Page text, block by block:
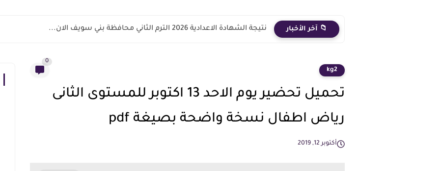
📁 آخر الأخبار نتيجة الشهادة الاعدادية 2026 الترم الثاني محافظة بني سويف الان...
kg2
0
تحميل تحضير يوم الاحد 13 اكتوبر للمستوى الثانى
رياض اطفال نسخة واضحة بصيغة pdf
أكتوبر 12, 2019